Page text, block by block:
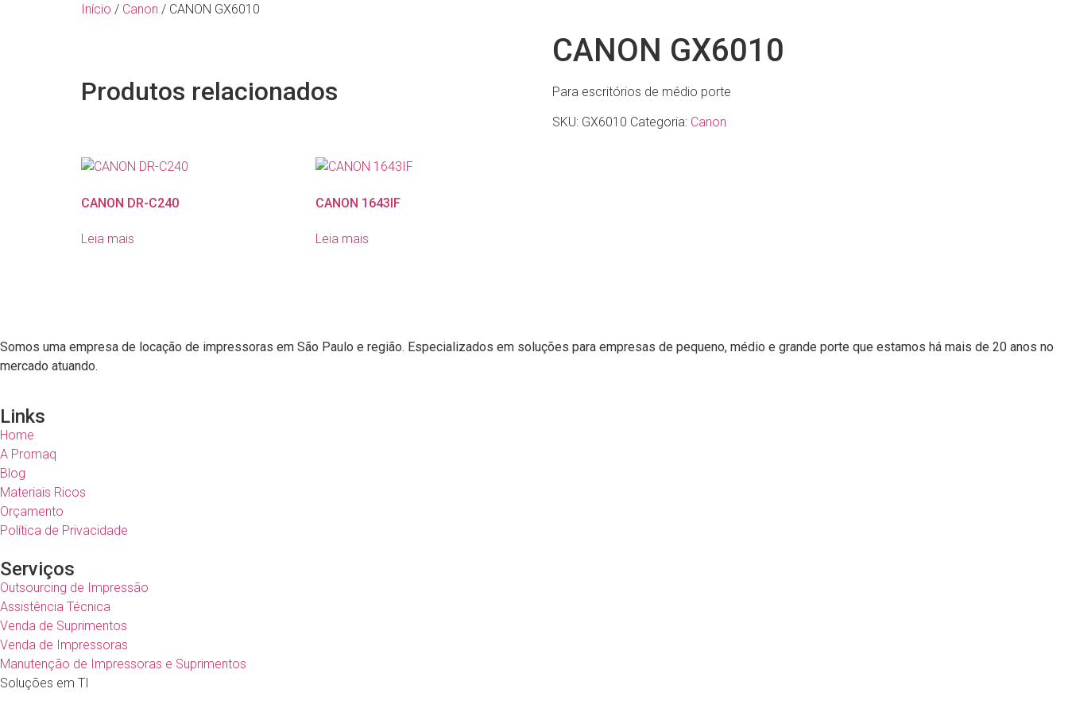
Início / Canon / CANON GX6010
CANON GX6010
Para escritórios de médio porte
SKU: GX6010 Categoria: Canon
Produtos relacionados
CANON DR-C240
Leia mais
CANON 1643IF
Leia mais
Somos uma empresa de locação de impressoras em São Paulo e região. Especializados em soluções para empresas de pequeno, médio e grande porte que estamos há mais de 20 anos no
mercado atuando.
Links
Home
A Promaq
Blog
Materiais Ricos
Orçamento
Política de Privacidade
Serviços
Outsourcing de Impressão
Assistência Técnica
Venda de Suprimentos
Venda de Impressoras
Manutenção de Impressoras e Suprimentos
Soluções em TI